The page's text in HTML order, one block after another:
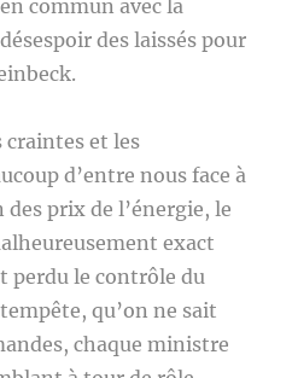
commun avec la
des laissés pour
craintes et les
d’entre nous face à
prix de l’énergie, le
exact
perdu le contrôle du
qu’on ne sait
chaque ministre